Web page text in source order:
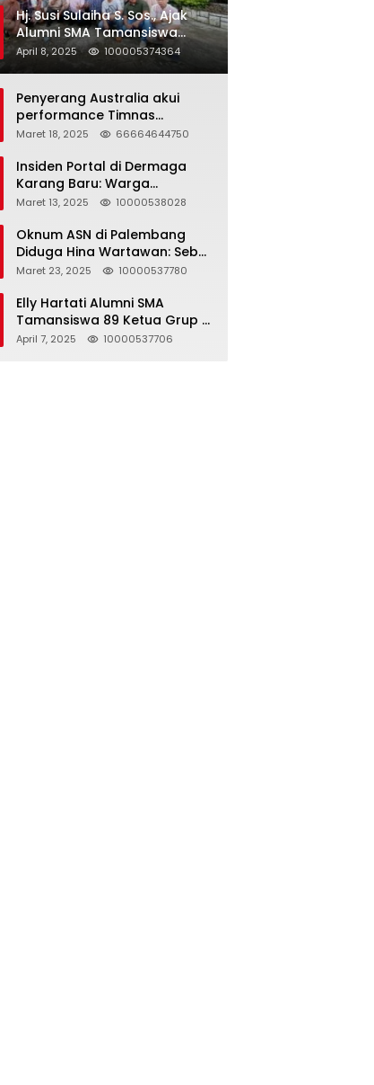
Hj. Susi Sulaiha S. Sos., Ajak
Alumni SMA Tamansiswa
Palembang Angkatan 91 Halal
Bihalal
April 8, 2025 100005374364
Penyerang Australia akui
performance Timnas
Indonesia
Maret 18, 2025 66664644750
Insiden Portal di Dermaga
Karang Baru: Warga
Klarifikasi dan Kritik
Akurat
Maret 13, 2025 10000538028
Oknum ASN di Palembang
Diduga Hina Wartawan: Sebut
Profesi Jurnalis Hanya
Berujung Dugaan
Pelanggaran UU ITE!
Maret 23, 2025 10000537780
Elly Hartati Alumni SMA
Tamansiswa 89 Ketua Grup S
4 Laksanakan Giat
April 7, 2025 10000537706